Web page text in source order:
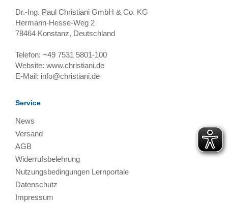
Dr.-Ing. Paul Christiani GmbH & Co. KG
Hermann-Hesse-Weg 2
78464 Konstanz, Deutschland
Telefon: +49 7531 5801-100
Website: www.christiani.de
E-Mail: info@christiani.de
Service
News
Versand
AGB
Widerrufsbelehrung
Nutzungsbedingungen Lernportale
Datenschutz
Impressum